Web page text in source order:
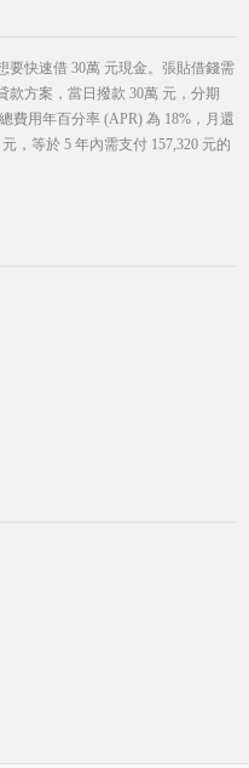
要快速借 30萬 元現金。張貼借錢需
方案，當日撥款 30萬 元，分期
費用年百分率 (APR) 為 18%，月還
，等於 5 年內需支付 157,320 元的